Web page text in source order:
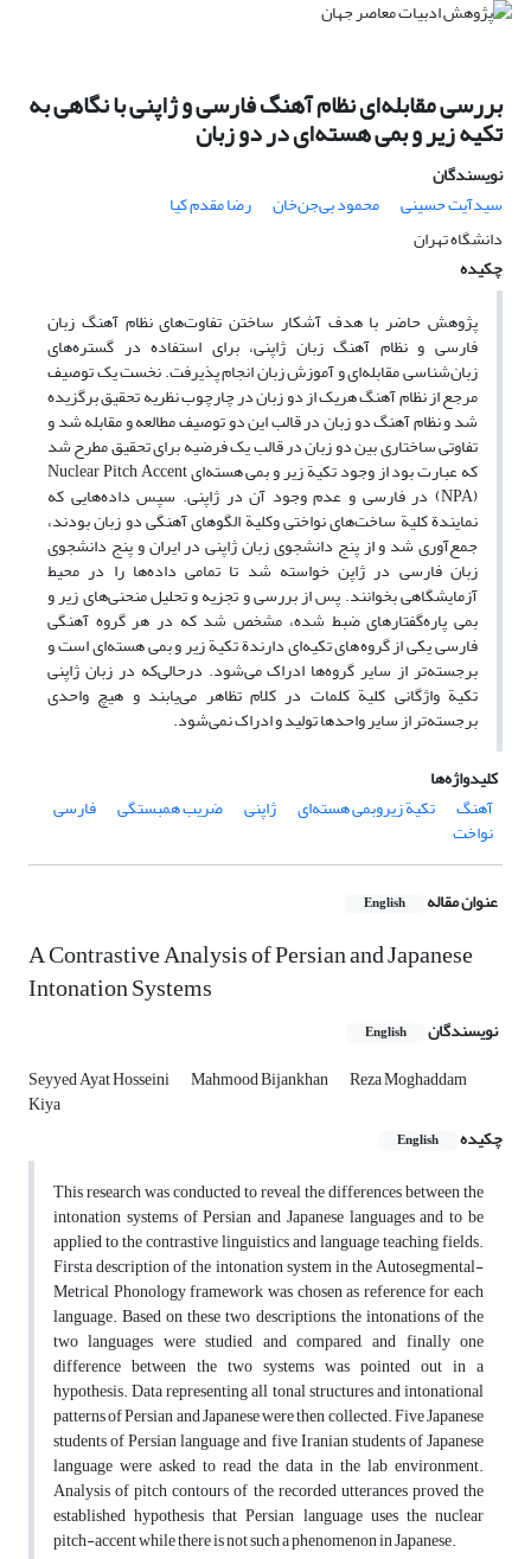
بررسی مقابله‌ای نظام آهنگ فارسی و ژاپنی با نگاهی به
تکیه زیر و بمی هسته‌ای در دو زبان
نویسندگان
سیدآیت حسینی
محمود بی‌جن‌خان
رضا مقدم کیا
دانشگاه تهران
چکیده
پژوهش حاضر با هدف آشکار ساختن تفاوت‌های نظام آهنگ زبان
فارسی و نظام آهنگ زبان ژاپنی، برای استفاده در گستره‌های
زبان‌شناسی مقابله‌ای و آموزش زبان انجام پذیرفت. نخست یک توصیف
مرجع از نظام آهنگ هریک از دو زبان در چارچوب نظریه تحقیق برگزیده
شد و نظام آهنگ دو زبان در قالب این دو توصیف مطالعه و مقابله شد و
تفاوتی ساختاری بین دو زبان در قالب یک فرضیه برای تحقیق مطرح شد
که عبارت بود از وجود تکیة ‌زیر و بمی هسته‌ای Nuclear Pitch Accent
(NPA) در فارسی و عدم وجود آن در ژاپنی. سپس داده‌هایی که
نمایندة کلیة ساخت‌های نواختی وکلیة الگوهای آهنگی دو زبان بودند،
جمع‌آوری شد و از پنج دانشجوی زبان ژاپنی در ایران و پنج دانشجوی
زبان فارسی در ژاپن خواسته شد تا تمامی داده‌ها را در محیط
آزمایشگاهی بخوانند. پس از بررسی و تجزیه و تحلیل منحنی‌های زیر و
بمی پاره‌گفتارهای ضبط شده، مشخص شد که در هر گروه آهنگی
فارسی یکی از گروه‌های تکیه‌ای دارندة تکیة ‌زیر و بمی هسته‌ای است و
برجسته‌تر از سایر گروه‌ها ادراک می‌شود. درحالی‌که در زبان ژاپنی
تکیة‌ واژگانی کلیة کلمات در کلام تظاهر می‎‌یابند و هیچ واحدی
برجسته‌تر از سایر واحدها تولید و ادراک نمی‌شود.
کلیدواژه‌ها
آهنگ
تکیة زیروبمی هسته‌ای ژاپنی ضریب همبستگی فارسی
نواخت
عنوان مقاله English
A Contrastive Analysis of Persian and Japanese
Intonation Systems
نویسندگان English
Seyyed Ayat Hosseini Mahmood Bijankhan Reza Moghaddam
Kiya
چکیده
English
This research was conducted to reveal the differences between the
intonation systems of Persian and Japanese languages and to be
applied to the contrastive linguistics and language teaching fields.
First,a description of the intonation system in the Autosegmental-
Metrical Phonology framework was chosen as reference for each
language. Based on these two descriptions, the intonations of the
two languages were studied and compared, and finally one
difference between the two systems was pointed out in a
hypothesis. Data representing all tonal structures and intonational
patterns of Persian and Japanese were then collected. Five Japanese
students of Persian language and five Iranian students of Japanese
language were asked to read the data in the lab environment.
Analysis of pitch contours of the recorded utterances proved the
established hypothesis that Persian language uses the nuclear
pitch-accent while there is not such a phenomenon in Japanese.